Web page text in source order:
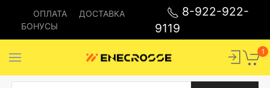
ОПЛАТА
ДОСТАВКА
БОНУСЫ
8-922-922-
9119
1